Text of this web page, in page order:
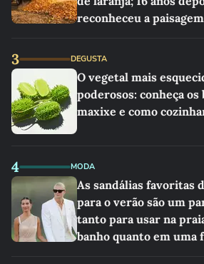
reconheceu a paisagem
3 DEGUSTA
O vegetal mais
poderosos: conheça
maxixe e como
4 MODA
As sandálias favoritas
para o verão são um
tanto para usar na
banho quanto em uma